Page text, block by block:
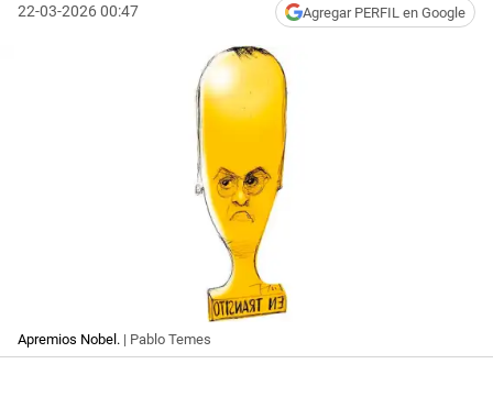
22-03-2026 00:47 Agregar PERFIL en Google
Apremios Nobel. | Pablo Temes